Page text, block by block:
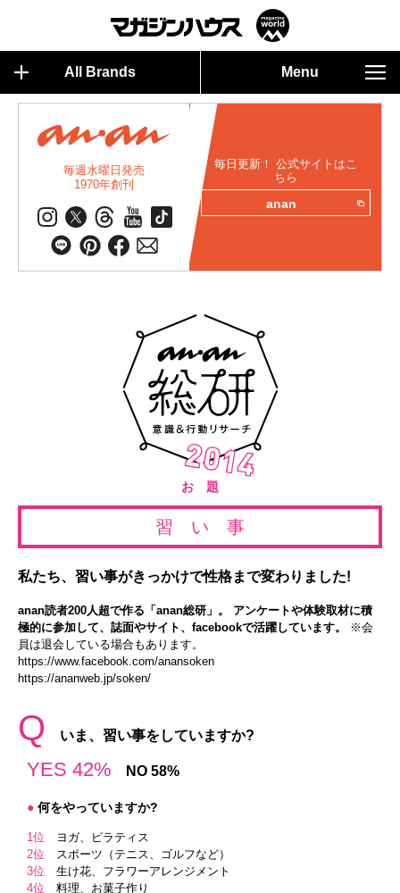
All Brands Menu
毎週水曜日発売
1970年創刊
毎日更新！ 公式サイトはこ
ちら
anan
お 題
習 い 事
私たち、習い事がきっかけで性格まで変わりました!
anan読者200人超で作る「anan総研」。 アンケートや体験取材に積
極的に参加して、誌面やサイト、facebookで活躍しています。
※会
員は退会している場合もあります。
https://www.facebook.com/anansoken
https://ananweb.jp/soken/
Q いま、習い事をしていますか?
YES 42% NO 58%
● 何をやっていますか?
1位 ヨガ、ピラティス
2位 スポーツ（テニス、ゴルフなど）
3位 生け花、フラワーアレンジメント
4位 料理、お菓子作り